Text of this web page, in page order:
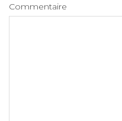
Commentaire